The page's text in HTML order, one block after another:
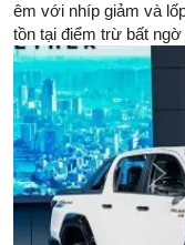
êm với nhíp giảm và
tồn tại điểm trừ bất